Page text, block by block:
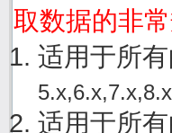
取数据的非
适用于所
适用于所